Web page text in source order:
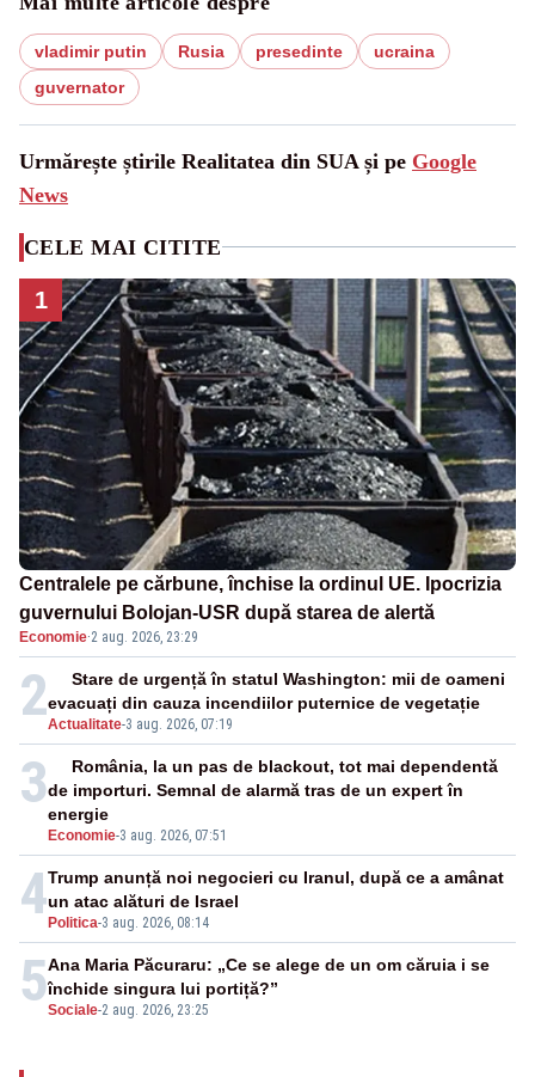
vladimir putin Rusia presedinte
ucraina
guvernator
Urmărește știrile Realitatea din SUA și pe Google
News
CELE MAI CITITE
1
Centralele pe cărbune, închise la ordinul UE. Ipocrizia
guvernului Bolojan-USR după starea de alertă
Economie·2 aug. 2026, 23:29
2Actualitate-3 aug. 2026, 07:19
Stare de urgență în statul Washington: mii de oameni
evacuați din cauza incendiilor puternice de vegetație
3
Economie-3 aug. 2026, 07:51
România, la un pas de blackout, tot mai dependentă
de importuri. Semnal de alarmă tras de un expert în
energie
4 Politica-3 aug. 2026, 08:14
Trump anunță noi negocieri cu Iranul, după ce a amânat
un atac alături de Israel
5Sociale-2 aug. 2026, 23:25
Ana Maria Păcuraru: „Ce se alege de un om căruia i se
închide singura lui portiță?”